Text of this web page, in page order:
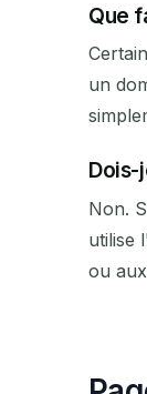
Que
un
Dois-
Non.
utilise
ou